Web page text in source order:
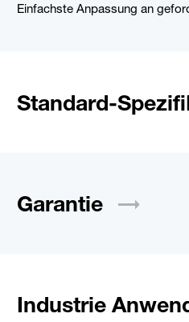
Einfachste Anpassung an
Standard-
Garantie
Industrie